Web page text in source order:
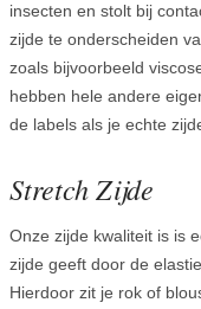
insecten en stolt bij
zijde te onderscheiden
zoals bijvoorbeeld
hebben hele andere
de labels als je echte
Stretch Zijde
Onze zijde kwaliteit is is
zijde geeft door de
Hierdoor zit je rok of